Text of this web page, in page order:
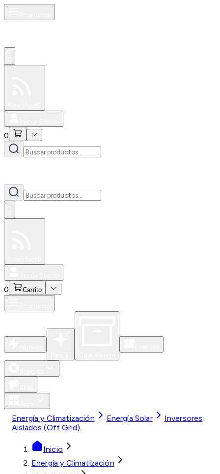
0
0 Carrito
Energía y Climatización Energía Solar
Inversores
Aislados (Off Grid)
Inicio
Energía y Climatización